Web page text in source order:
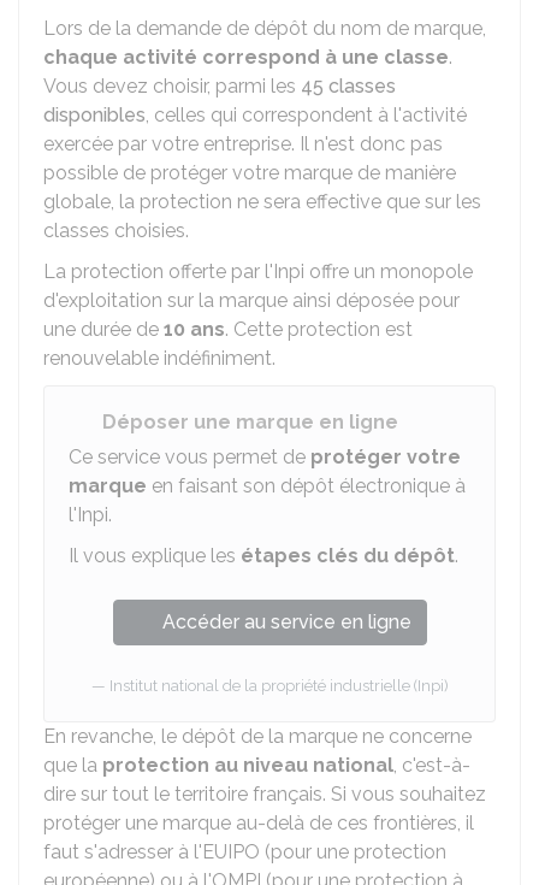
Lors de la demande de dépôt du nom de marque,
chaque activité correspond à une classe.
Vous devez choisir, parmi les 45 classes
disponibles, celles qui correspondent à l'activité
exercée par votre entreprise. Il n'est donc pas
possible de protéger votre marque de manière
globale, la protection ne sera effective que sur les
classes choisies.
La protection offerte par l'Inpi offre un monopole
d'exploitation sur la marque ainsi déposée pour
une durée de 10 ans. Cette protection est
renouvelable indéfiniment.
Déposer une marque en ligne
Ce service vous permet de protéger votre
marque en faisant son dépôt électronique à
l'Inpi.
Il vous explique les étapes clés du dépôt.
Accéder au service en ligne
Institut national de la propriété industrielle (Inpi)
En revanche, le dépôt de la marque ne concerne
que la protection au niveau national, c'est-à-
dire sur tout le territoire français. Si vous souhaitez
protéger une marque au-delà de ces frontières, il
faut s'adresser à l'EUIPO (pour une protection